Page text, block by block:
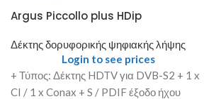
Argus Piccollo plus HDip
Δέκτης δορυφορικής ψηφιακής λήψης
Login to see prices
+ Τύπος: Δέκτης HDTV για DVB-S2 + 1 x
CI / 1 x Conax + S / PDIF έξοδο ήχου